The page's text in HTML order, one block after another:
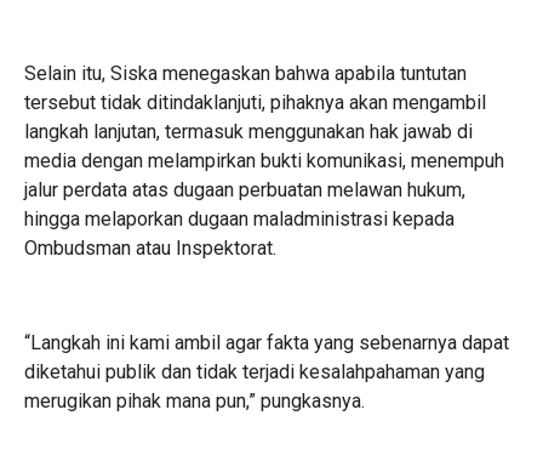
‎Selain itu, Siska menegaskan bahwa apabila tuntutan
tersebut tidak ditindaklanjuti, pihaknya akan mengambil
langkah lanjutan, termasuk menggunakan hak jawab di
media dengan melampirkan bukti komunikasi, menempuh
jalur perdata atas dugaan perbuatan melawan hukum,
hingga melaporkan dugaan maladministrasi kepada
Ombudsman atau Inspektorat.
‎“Langkah ini kami ambil agar fakta yang sebenarnya dapat
diketahui publik dan tidak terjadi kesalahpahaman yang
merugikan pihak mana pun,” pungkasnya.